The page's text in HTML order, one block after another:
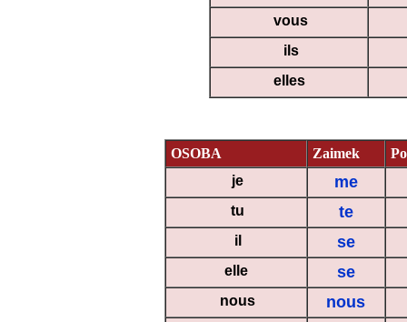
vous
ils
elles
OSOBA Zaimek
je
me
tu te
il se
elle se
nous nous